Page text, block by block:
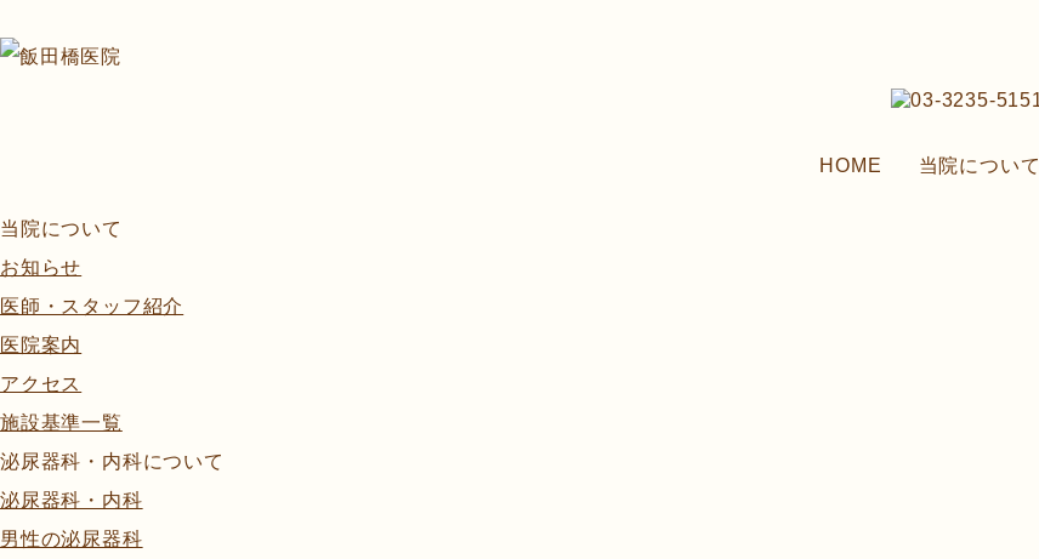
HOME 当院について
当院について
お知らせ
医師・スタッフ紹介
医院案内
アクセス
施設基準一覧
泌尿器科・内科について
泌尿器科・内科
男性の泌尿器科